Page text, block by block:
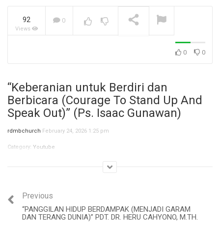
Jangan Biarkan Masa Lalu,
Depanmu! (Ibu Siane)
92
Views
0
0 0
“Keberanian untuk Berdiri dan
Berbicara (Courage To Stand Up And
Speak Out)” (Ps. Isaac Gunawan)
rdmbchurch February 24, 2026 1:25 pm
Category: Youtube
Previous
“PANGGILAN HIDUP BERDAMPAK (MENJADI GARAM
DAN TERANG DUNIA)” PDT. DR. HERU CAHYONO, M.TH.